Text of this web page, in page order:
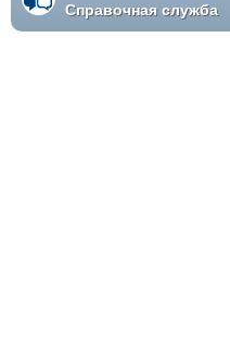
Справочная служба